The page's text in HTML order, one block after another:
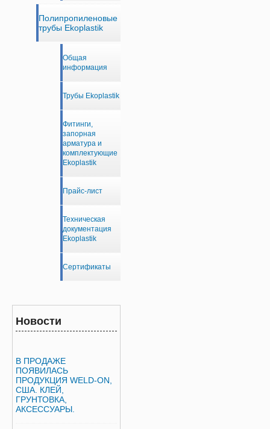
Полипропиленовые
трубы Ekoplastik
Общая
информация
Трубы Ekoplastik
Фитинги,
запорная
арматура и
комплектующие
Ekoplastik
Прайс-лист
Техническая
документация
Ekoplastik
Сертификаты
Новости
В ПРОДАЖЕ
ПОЯВИЛАСЬ
ПРОДУКЦИЯ WELD-ON,
США. КЛЕЙ,
ГРУНТОВКА,
АКСЕССУАРЫ.